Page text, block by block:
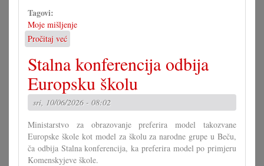
Tagovi:
Moje mišljenje
Pročitaj već
Komenskyjeva
škola
je
europska
škola
Stalna konferencija odbija
Europsku školu
sri, 10/06/2026 - 08:02
Ministarstvo za obrazovanje preferira model takozvane
Europske škole kot model za školu za narodne grupe u Beču,
ča odbija Stalna konferencija, ka preferira model po primjeru
Komenskyjeve škole.